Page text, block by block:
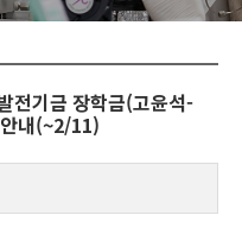
전기금 장학금(고윤석-
내(~2/11)